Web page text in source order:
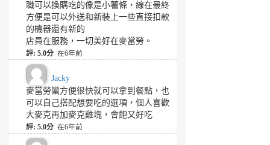
職可以換購吃的像是小薯條，線在最終
方便是可以外送和新裝上一些直接扣款
的機器還有新的
店員在服務，一切美好在麥當勞。
評: 5.0分 在6年前
Jacky
麥當勞蠻方便很快就可以拿到餐點，也
可以自己搭配想要吃的選項，個人喜歡
大麥克再加麥克雞塊，會飽又好吃
評: 5.0分 在6年前